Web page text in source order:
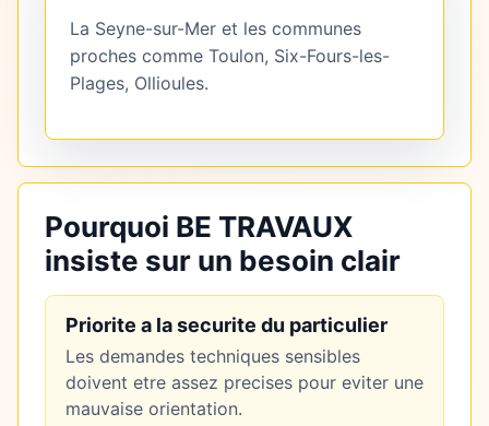
La Seyne-sur-Mer et les communes
proches comme Toulon, Six-Fours-les-
Plages, Ollioules.
Pourquoi BE TRAVAUX
insiste sur un besoin clair
Priorite a la securite du particulier
Les demandes techniques sensibles
doivent etre assez precises pour eviter une
mauvaise orientation.